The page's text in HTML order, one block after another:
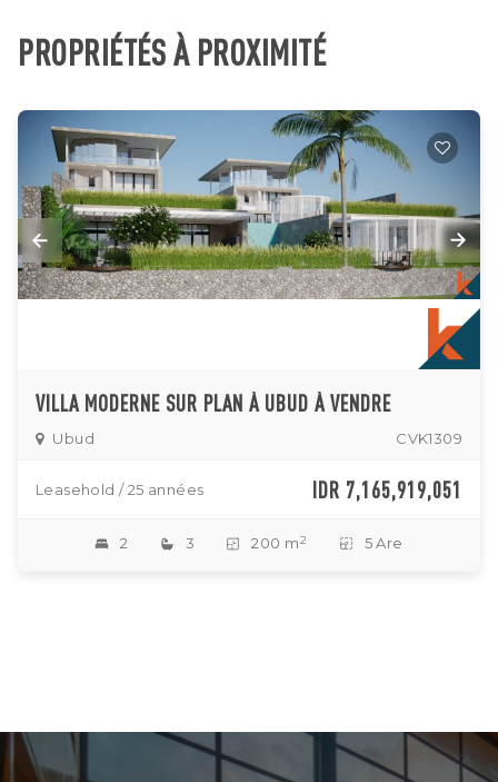
PROPRIÉTÉS À PROXIMITÉ
VILLA MODERNE SUR PLAN À UBUD À VENDRE
Ubud CVK1309
Leasehold / 25 années IDR 7,165,919,051
2 3 200 m 2 5 Are